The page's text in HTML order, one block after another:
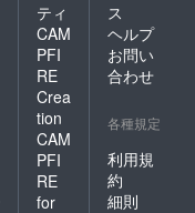
ティ
CAM
PFI
RE
Crea
tion
CAM
PFI
RE
for
ス
ヘルプ
お問い
合わせ
各種規定
利用規
約
細則